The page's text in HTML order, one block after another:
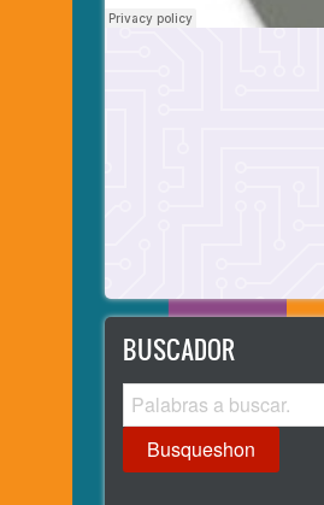
BUSCADOR
Busqueshon